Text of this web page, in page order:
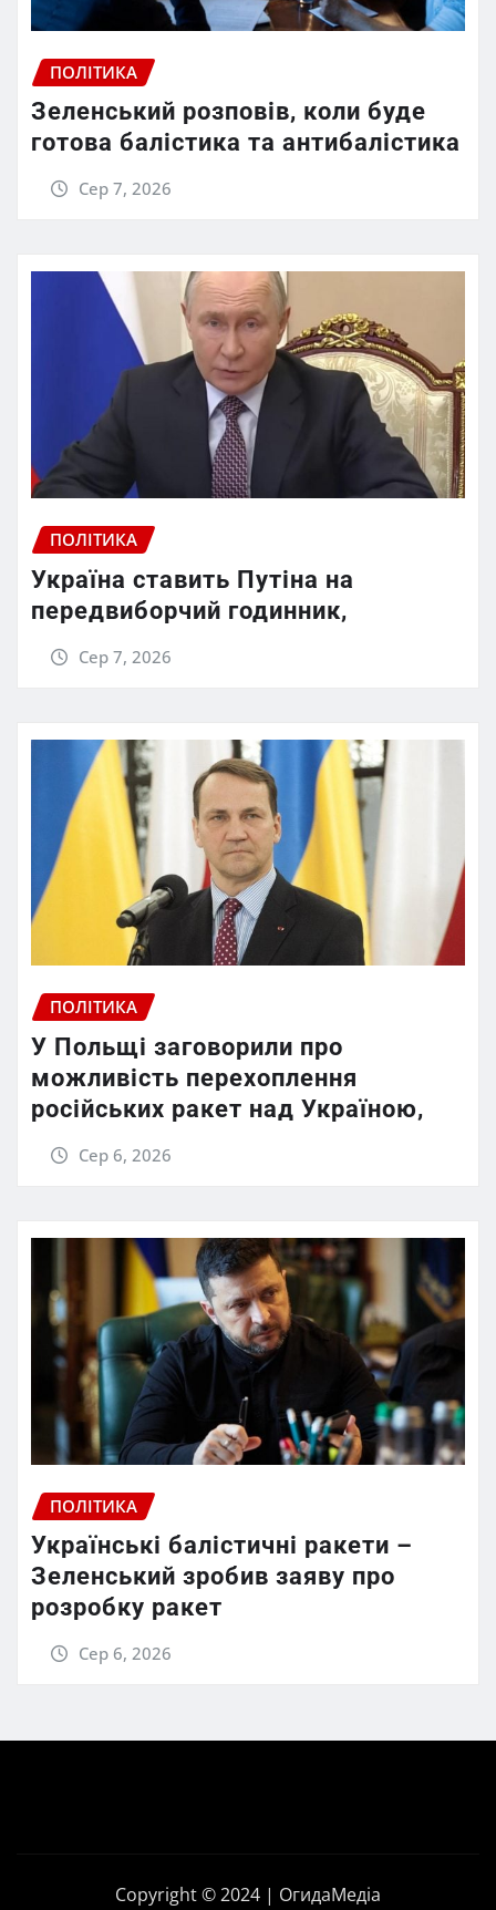
ПОЛІТИКА
Зеленський розповів, коли буде
готова балістика та антибалістика
Сер 7, 2026
ПОЛІТИКА
Україна ставить Путіна на
передвиборчий годинник,
Сер 7, 2026
ПОЛІТИКА
У Польщі заговорили про
можливість перехоплення
російських ракет над Україною,
Сер 6, 2026
ПОЛІТИКА
Українські балістичні ракети –
Зеленський зробив заяву про
розробку ракет
Сер 6, 2026
Copyright © 2024 | ОгидаМедіа